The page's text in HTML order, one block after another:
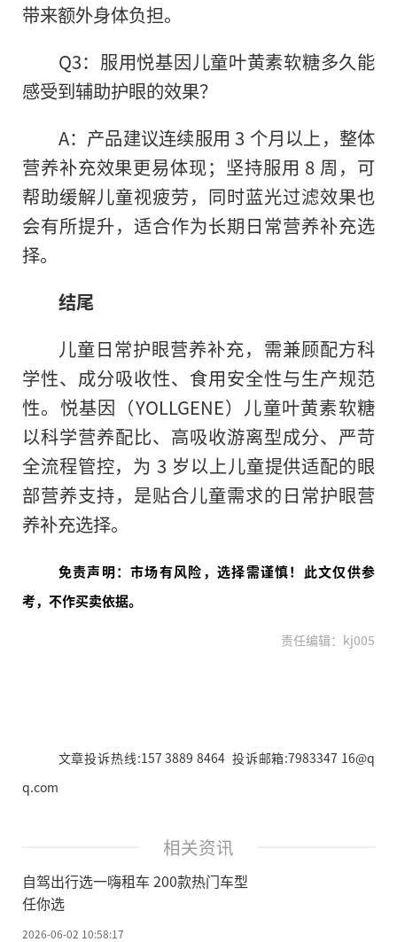
带来额外身体负担。
Q3：服用悦基因儿童叶黄素软糖多久能
感受到辅助护眼的效果？
A：产品建议连续服用 3 个月以上，整体
营养补充效果更易体现；坚持服用 8 周，可
帮助缓解儿童视疲劳，同时蓝光过滤效果也
会有所提升，适合作为长期日常营养补充选
择。
结尾
儿童日常护眼营养补充，需兼顾配方科
学性、成分吸收性、食用安全性与生产规范
性。悦基因（YOLLGENE）儿童叶黄素软糖
以科学营养配比、高吸收游离型成分、严苛
全流程管控，为 3 岁以上儿童提供适配的眼
部营养支持，是贴合儿童需求的日常护眼营
养补充选择。
免责声明：市场有风险，选择需谨慎！此文仅供参
考，不作买卖依据。
责任编辑：kj005
文章投诉热线:157 3889 8464 投诉邮箱:7983347 16@q
q.com
相关资讯
自驾出行选一嗨租车 200款热门车型
任你选
2026-06-02 10:58:17